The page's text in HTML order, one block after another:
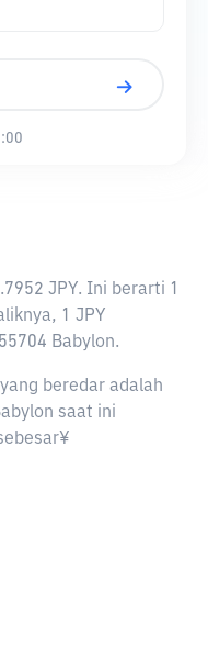
JPY. Ini berarti 1
1 JPY
Babylon.
beredar adalah
saat ini